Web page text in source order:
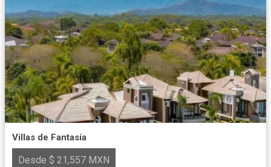
Villas de Fantasía
Desde $ 21,557 MXN